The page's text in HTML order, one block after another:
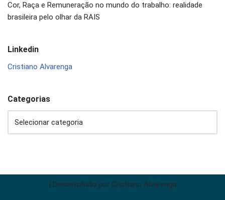
Cor, Raça e Remuneração no mundo do trabalho: realidade
brasileira pelo olhar da RAIS
Linkedin
Cristiano Alvarenga
Categorias
| Desenvolvido por Cristiano Alvarenga